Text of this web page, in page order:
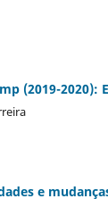
(2019-2020):
e